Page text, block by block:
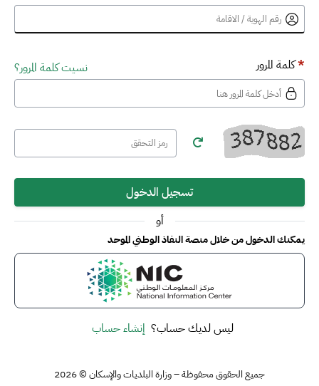
*كلمة المرور نسيت كلمة المرور؟
تسجيل الدخول
أو
يمكنك الدخول من خلال منصة النفاذ الوطني الموحد
ليس لديك حساب؟ إنشاء حساب
جميع الحقوق محفوظة – وزارة البلديات والإسكان © 2026